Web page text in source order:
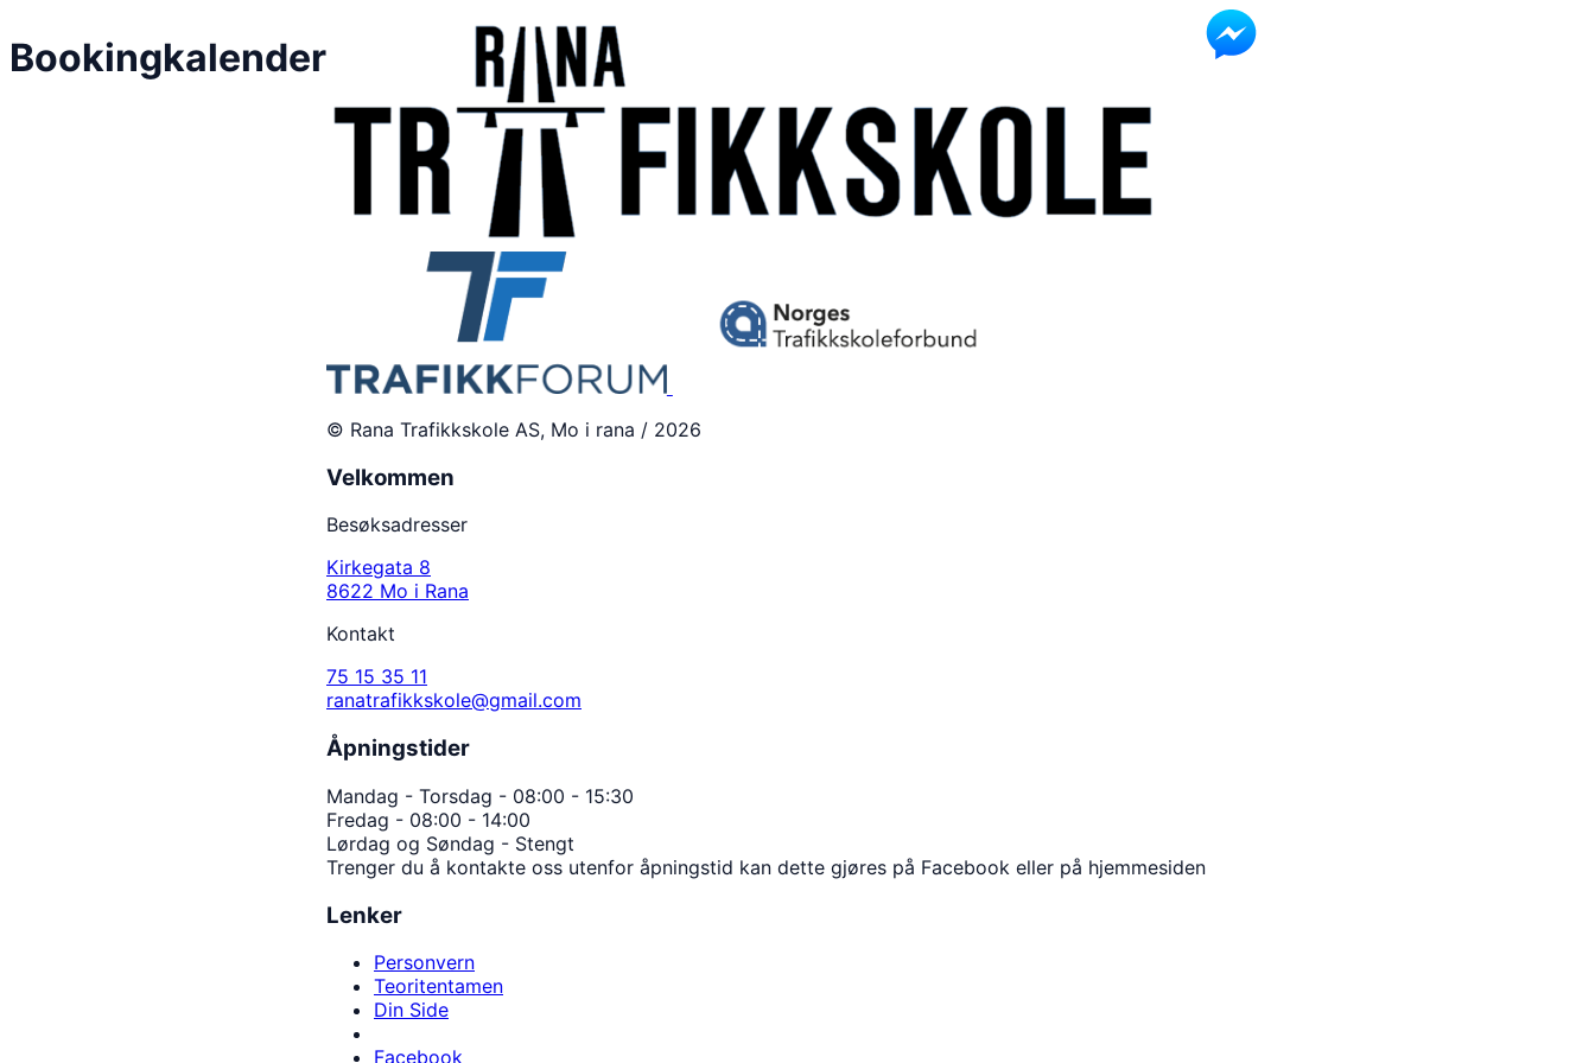
Bookingkalender
© Rana Trafikkskole AS, Mo i rana / 2026
Velkommen
Besøksadresser
Kirkegata 8
8622 Mo i Rana
Kontakt
75 15 35 11
ranatrafikkskole@gmail.com
Åpningstider
Mandag - Torsdag - 08:00 - 15:30
Fredag - 08:00 - 14:00
Lørdag og Søndag - Stengt
Trenger du å kontakte oss utenfor åpningstid kan dette gjøres på Facebook eller på hjemmesiden
Lenker
Personvern
Teoritentamen
Din Side
Facebook